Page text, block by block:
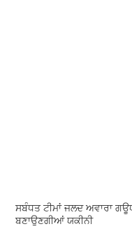
ਸਬੰਧਤ ਟੀਮਾਂ ਜਲਦ ਅਵਾਰਾ
ਬਣਾਉਣਗੀਆਂ ਯਕੀਨੀ